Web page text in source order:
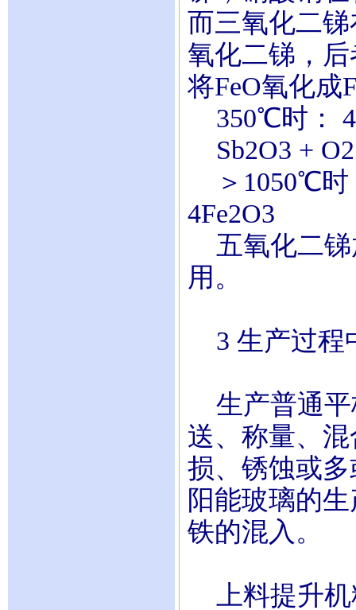
而三氧化二
氧化二锑，
将FeO氧化成
350℃时：
Sb2O3 +
＞1050℃时
4Fe2O3
五氧化二锑
用。
3 生产过程
生产普通平
送、称量、
损、锈蚀或
阳能玻璃的
铁的混入。
上料提升机